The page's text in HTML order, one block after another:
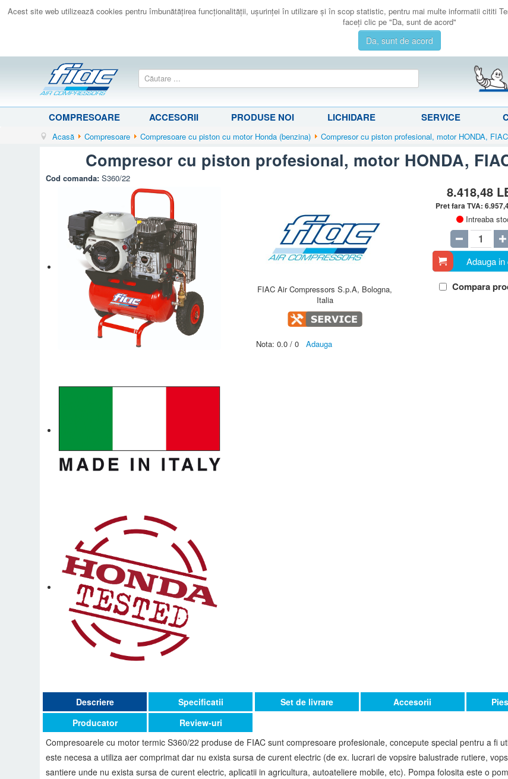
Acest site web utilizează cookies pentru îmbunătăţirea funcţionalităţii, uşurinţei în utilizare şi în scop statistic, pentru mai multe informatii cititi
faceţi clic pe "Da, sunt de acord"
Da, sunt de acord
COMPRESOARE ACCESORII PRODUSE NOI LICHIDARE SERVICE
Acasă Compresoare Compresoare cu piston cu motor Honda (benzina) Compresor cu piston profesional, motor HONDA,
Compresor cu piston profesional, motor HONDA,
Cod comanda:S360/22
FIAC Air Compressors S.p.A, Bologna,
Italia
Nota: 0.0 / 0 Adauga
8.418,48
Pret fara TVA:
Intreaba
Adauga in
Compara
Descriere
Compresoarele cu motor termic S360/22 produse de FIAC sunt compresoare profesionale, concepute special pentru a fi
este necesa a utiliza aer comprimat dar nu exista sursa de curent electric (de ex. lucrari de vopsire balustrade rutiere,
santiere unde nu exista sursa de curent electric, aplicatii in agricultura, autoateliere mobile, etc). Pompa folosita este o
Specificatii Set de livrare Accesorii
Producator
Review-uri